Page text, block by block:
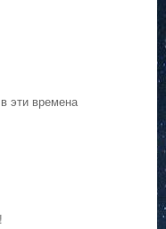
эти времена